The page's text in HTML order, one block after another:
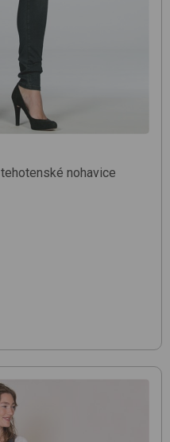
tehotenské nohavice